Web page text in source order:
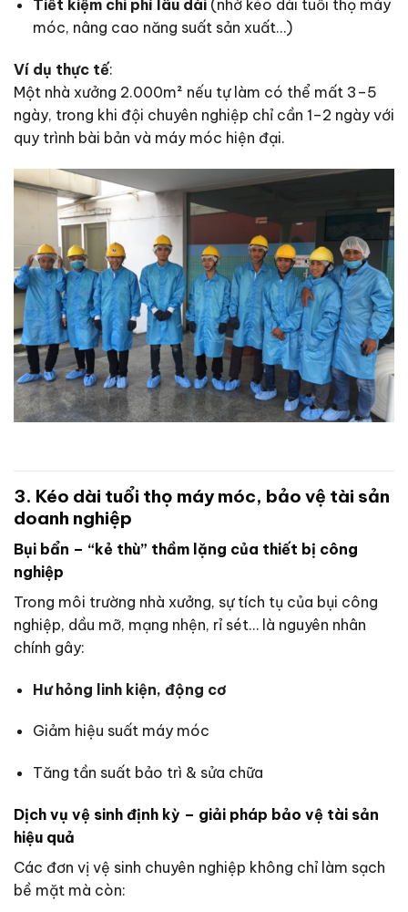
Tiết kiệm chi phí lâu dài(nhờ kéo dài tuổi thọ máy
móc, nâng cao năng suất sản xuất…)
Ví dụ thực tế:
Một nhà xưởng 2.000m² nếu tự làm có thể mất 3–5
ngày, trong khi đội chuyên nghiệp chỉ cần 1–2 ngày với
quy trình bài bản và máy móc hiện đại.
3. Kéo dài tuổi thọ máy móc, bảo vệ tài sản
doanh nghiệp
Bụi bẩn – “kẻ thù” thầm lặng của thiết bị công
nghiệp
Trong môi trường nhà xưởng, sự tích tụ của bụi công
nghiệp, dầu mỡ, mạng nhện, rỉ sét… là nguyên nhân
chính gây:
Hư hỏng linh kiện, động cơ
Giảm hiệu suất máy móc
Tăng tần suất bảo trì & sửa chữa
Dịch vụ vệ sinh định kỳ – giải pháp bảo vệ tài sản
hiệu quả
Các đơn vị vệ sinh chuyên nghiệp không chỉ làm sạch
bề mặt mà còn: